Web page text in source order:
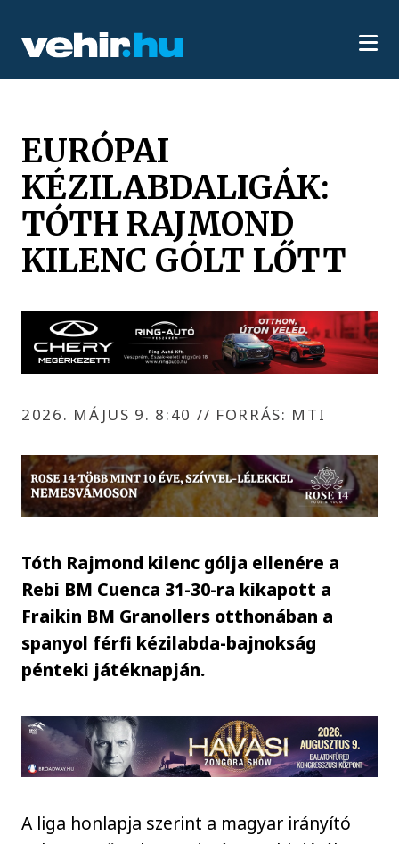
EURÓPAI
KÉZILABDALIGÁK:
TÓTH RAJMOND
KILENC GÓLT LŐTT
2026. MÁJUS 9. 8:40 // FORRÁS: MTI
Tóth Rajmond kilenc gólja ellenére a
Rebi BM Cuenca 31-30-ra kikapott a
Fraikin BM Granollers otthonában a
spanyol férfi kézilabda-bajnokság
pénteki játéknapján.
A liga honlapja szerint a magyar irányító